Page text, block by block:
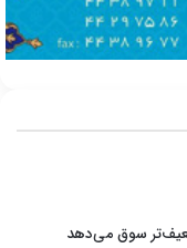
سوق می‌دهد